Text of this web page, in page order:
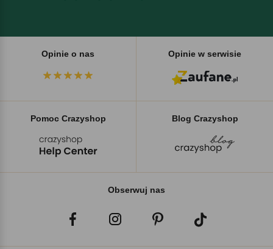
Opinie o nas Opinie w serwisie
Pomoc Crazyshop Blog Crazyshop
Obserwuj nas